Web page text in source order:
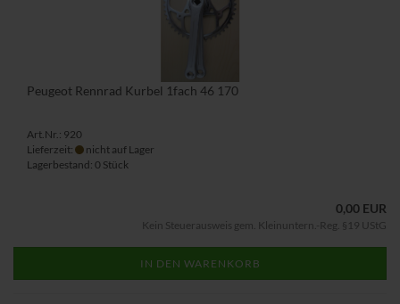
Peugeot Rennrad Kurbel 1fach 46 170
Art.Nr.: 920
Lieferzeit:
nicht auf Lager
Lagerbestand: 0 Stück
0,00 EUR
Kein Steuerausweis gem. Kleinuntern.-Reg. §19 UStG
IN DEN WARENKORB